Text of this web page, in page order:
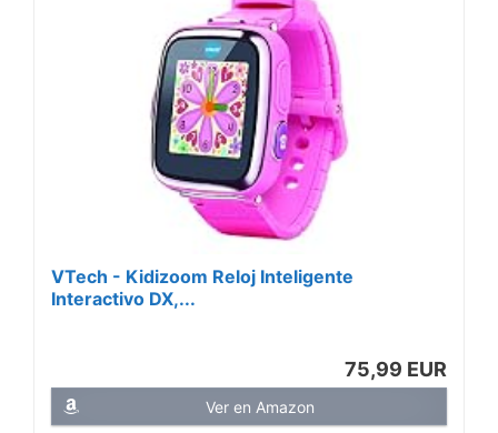
VTech - Kidizoom Reloj Inteligente
Interactivo DX,...
75,99 EUR
Ver en Amazon